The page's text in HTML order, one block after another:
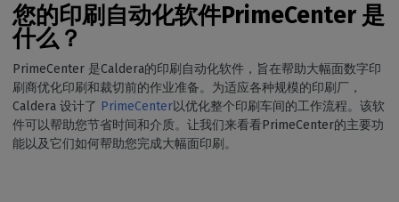
您的印刷自动化软件PrimeCenter 是
什么？
PrimeCenter 是Caldera的印刷自动化软件，旨在帮助大幅面数字印
刷商优化印刷和裁切前的作业准备。为适应各种规模的印刷厂，
Caldera 设计了 PrimeCenter以优化整个印刷车间的工作流程。该软
件可以帮助您节省时间和介质。让我们来看看PrimeCenter的主要功
能以及它们如何帮助您完成大幅面印刷。